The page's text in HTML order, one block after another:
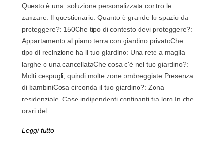
Questo è una: soluzione personalizzata contro le
zanzare. Il questionario: Quanto è grande lo spazio da
proteggere?: 150Che tipo di contesto devi proteggere?:
Appartamento al piano terra con giardino privatoChe
tipo di recinzione ha il tuo giardino: Una rete a maglia
larghe o una cancellataChe cosa c'é nel tuo giardino?:
Molti cespugli, quindi molte zone ombreggiate Presenza
di bambiniCosa circonda il tuo giardino?: Zona
residenziale. Case indipendenti confinanti tra loro.In che
orari del...
Leggi tutto